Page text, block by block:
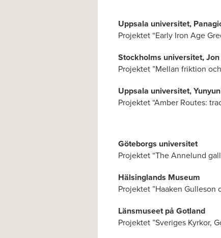
Uppsala universitet,
Projektet “Early Iron Age
Stockholms universitet,
Projektet ”Mellan friktion
Uppsala universitet,
Projektet “Amber Routes:
Göteborgs universitet
Projektet “The Annelund
Hälsinglands Museum
Projektet ”Haaken Gulleson
Länsmuseet på Gotland
Projektet ”Sveriges Kyrkor,